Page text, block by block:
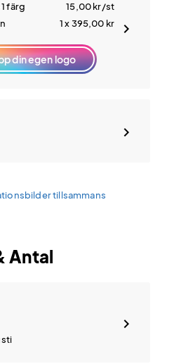
färg
15,00kr/st
1 x 395,00 kr
din egen logo
tillsammans
Antal